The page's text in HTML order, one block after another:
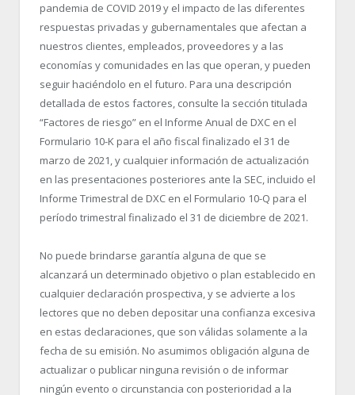
pandemia de COVID 2019 y el impacto de las diferentes
respuestas privadas y gubernamentales que afectan a
nuestros clientes, empleados, proveedores y a las
economías y comunidades en las que operan, y pueden
seguir haciéndolo en el futuro. Para una descripción
detallada de estos factores, consulte la sección titulada
“Factores de riesgo” en el Informe Anual de DXC en el
Formulario 10-K para el año fiscal finalizado el 31 de
marzo de 2021, y cualquier información de actualización
en las presentaciones posteriores ante la SEC, incluido el
Informe Trimestral de DXC en el Formulario 10-Q para el
período trimestral finalizado el 31 de diciembre de 2021.
No puede brindarse garantía alguna de que se
alcanzará un determinado objetivo o plan establecido en
cualquier declaración prospectiva, y se advierte a los
lectores que no deben depositar una confianza excesiva
en estas declaraciones, que son válidas solamente a la
fecha de su emisión. No asumimos obligación alguna de
actualizar o publicar ninguna revisión o de informar
ningún evento o circunstancia con posterioridad a la